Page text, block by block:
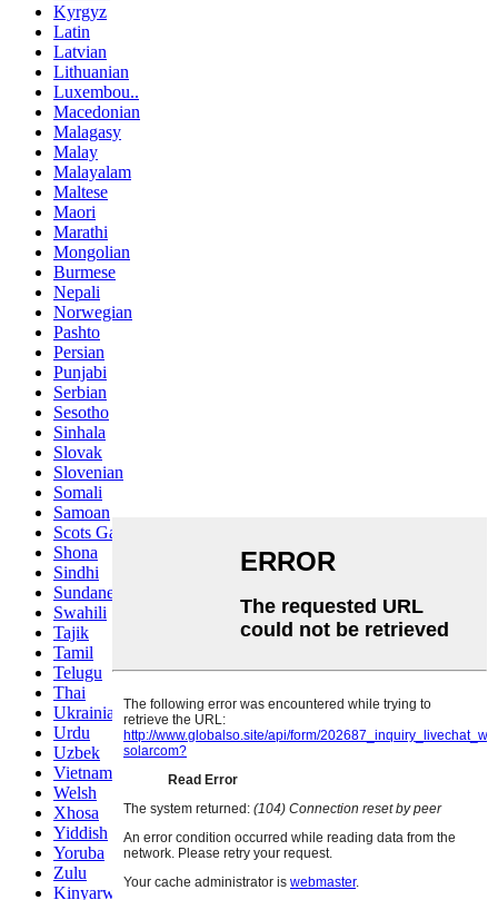
Kyrgyz
Latin
Latvian
Lithuanian
Luxembou..
Macedonian
Malagasy
Malay
Malayalam
Maltese
Maori
Marathi
Mongolian
Burmese
Nepali
Norwegian
Pashto
Persian
Punjabi
Serbian
Sesotho
Sinhala
Slovak
Slovenian
Somali
Samoan
Scots Gaelic
Shona
Sindhi
Sundanese
Swahili
Tajik
Tamil
Telugu
Thai
Ukrainian
Urdu
Uzbek
Vietnamese
Welsh
Xhosa
Yiddish
Yoruba
Zulu
Kinyarwanda